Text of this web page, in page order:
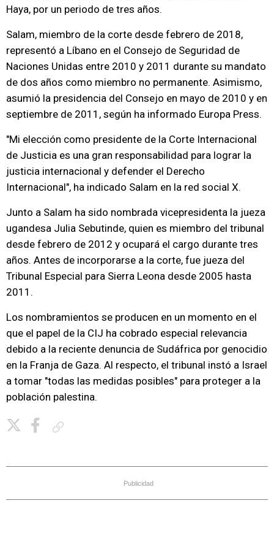
Haya, por un periodo de tres años.
Salam, miembro de la corte desde febrero de 2018,
representó a Líbano en el Consejo de Seguridad de
Naciones Unidas entre 2010 y 2011 durante su mandato
de dos años como miembro no permanente. Asimismo,
asumió la presidencia del Consejo en mayo de 2010 y en
septiembre de 2011, según ha informado Europa Press.
"Mi elección como presidente de la Corte Internacional
de Justicia es una gran responsabilidad para lograr la
justicia internacional y defender el Derecho
Internacional", ha indicado Salam en la red social X.
Junto a Salam ha sido nombrada vicepresidenta la jueza
ugandesa Julia Sebutinde, quien es miembro del tribunal
desde febrero de 2012 y ocupará el cargo durante tres
años. Antes de incorporarse a la corte, fue jueza del
Tribunal Especial para Sierra Leona desde 2005 hasta
2011.
Los nombramientos se producen en un momento en el
que el papel de la CIJ ha cobrado especial relevancia
debido a la reciente denuncia de Sudáfrica por genocidio
en la Franja de Gaza. Al respecto, el tribunal instó a Israel
a tomar "todas las medidas posibles" para proteger a la
población palestina.
Publicidad